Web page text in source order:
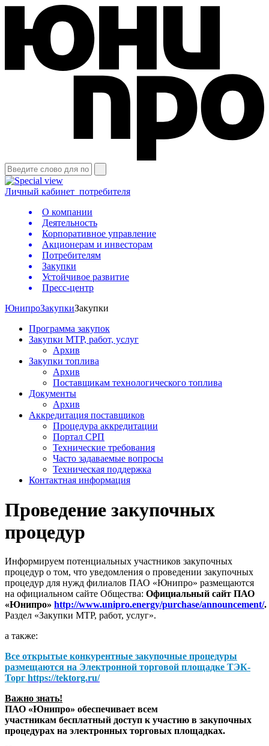
Личный кабинет потребителя
О компании
Деятельность
Корпоративное управление
Акционерам и инвесторам
Потребителям
Закупки
Устойчивое развитие
Пресс-центр
ЮнипроЗакупкиЗакупки
Программа закупок
Закупки МТР, работ, услуг
Архив
Закупки топлива
Архив
Поставщикам технологического топлива
Документы
Архив
Аккредитация поставщиков
Процедура аккредитации
Портал СРП
Технические требования
Часто задаваемые вопросы
Техническая поддержка
Контактная информация
Проведение закупочных
процедур
Информируем потенциальных участников закупочных
процедур о том, что уведомления о проведении закупочных
процедур для нужд филиалов ПАО «Юнипро» размещаются
на официальном сайте Общества: Официальный сайт ПАО
«Юнипро» http://www.unipro.energy/purchase/announcement/.
Раздел «Закупки МТР, работ, услуг».
а также:
Все открытые конкурентные закупочные процедуры
размещаются на Электронной торговой площадке ТЭК-
Торг https://tektorg.ru/
Важно знать!
ПАО «Юнипро» обеспечивает всем
участникам бесплатный доступ к участию в закупочных
процедурах на электронных торговых площадках.